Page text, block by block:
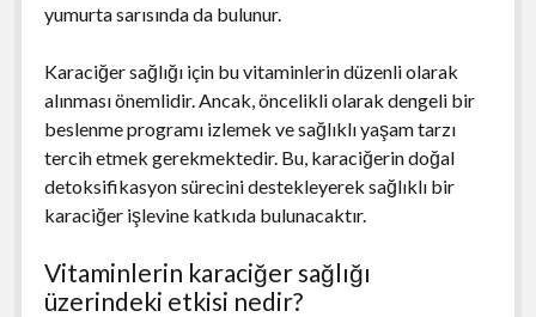
yumurta sarısında da bulunur.
Karaciğer sağlığı için bu vitaminlerin düzenli olarak
alınması önemlidir. Ancak, öncelikli olarak dengeli bir
beslenme programı izlemek ve sağlıklı yaşam tarzı
tercih etmek gerekmektedir. Bu, karaciğerin doğal
detoksifikasyon sürecini destekleyerek sağlıklı bir
karaciğer işlevine katkıda bulunacaktır.
Vitaminlerin karaciğer sağlığı
üzerindeki etkisi nedir?